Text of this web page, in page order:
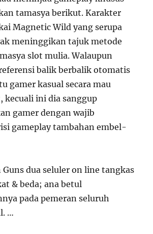
tamasya berikut. Karakter
Magnetic Wild yang serupa
meninggikan tajuk metode
slot mulia. Walaupun
balik berbalik otomatis
gamer kasual secara mau
kecuali ini dia sanggup
gamer dengan wajib
gameplay tambahan embel-
dua seluler on line tangkas
& beda; ana betul
pada pemeran seluruh
…